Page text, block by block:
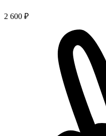
2 600 ₽